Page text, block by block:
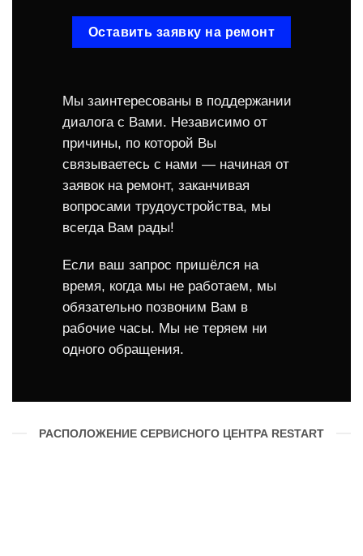
Оставить заявку на ремонт
Мы заинтересованы в поддержании
диалога с Вами. Независимо от
причины, по которой Вы
связываетесь с нами — начиная от
заявок на ремонт, заканчивая
вопросами трудоустройства, мы
всегда Вам рады!
Если ваш запрос пришёлся на
время, когда мы не работаем, мы
обязательно позвоним Вам в
рабочие часы. Мы не теряем ни
одного обращения.
РАСПОЛОЖЕНИЕ СЕРВИСНОГО ЦЕНТРА RESTART